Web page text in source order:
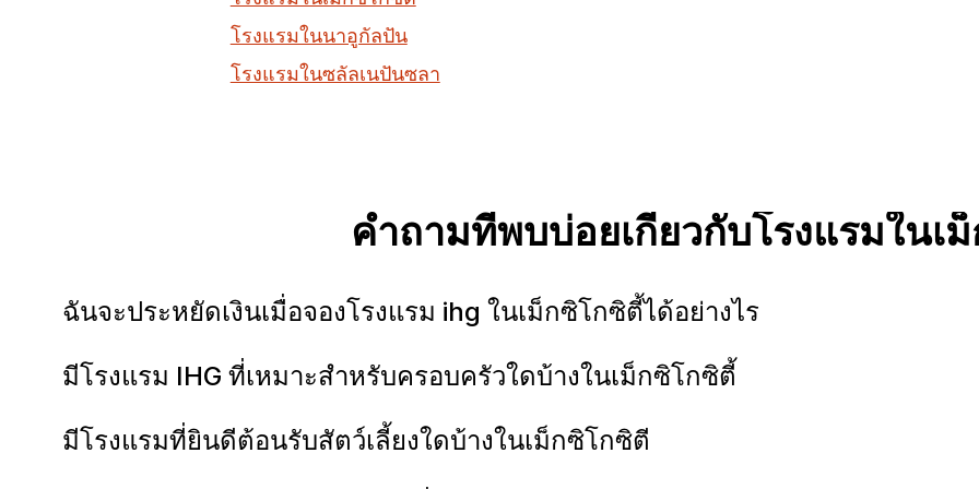
โรงแรมในนาอูกัลปัน
โรงแรมในซลัลเนปันซลา
คำถามที่พบบ่อยเกี่ยวกับโรงแรมในเ
ฉันจะประหยัดเงินเมื่อจองโรงแรม ihg ในเม็กซิโกซิตี้ได้อย่างไร
มีโรงแรม IHG ที่เหมาะสำหรับครอบครัวใดบ้างในเม็กซิโกซิตี้
มีโรงแรมที่ยินดีต้อนรับสัตว์เลี้ยงใดบ้างในเม็กซิโกซิตี